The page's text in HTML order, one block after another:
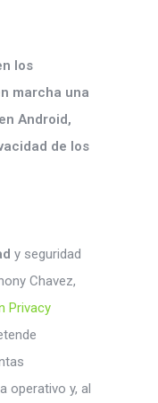
los
marcha una
Android,
de los
y seguridad
Chavez,
Privacy
operativo y, al